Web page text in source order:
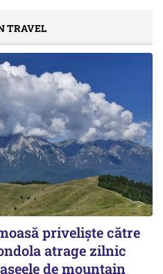
TRAVEL
priveliște către
atrage zilnic
de mountain